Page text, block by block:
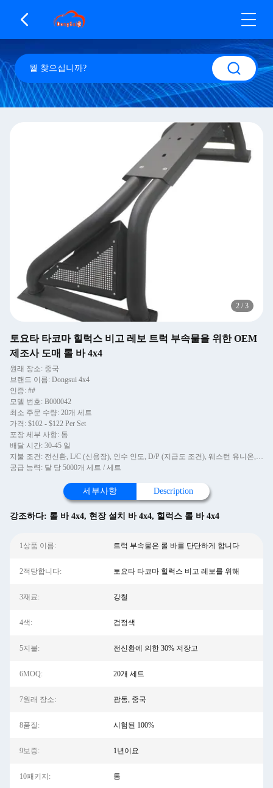
2 / 3
토요타 타코마 힐럭스 비고 레보 트럭 부속물을 위한 OEM
제조사 도매 롤 바 4x4
원래 장소: 중국
브랜드 이름: Dongsui 4x4
인증: ##
모델 번호: B000042
최소 주문 수량: 20개 세트
가격: $102 - $122 Per Set
포장 세부 사항: 통
배달 시간: 30-45 일
지불 조건: 전신환, L/C (신용장), 인수 인도, D/P (지급도 조건), 웨스턴 유니온, 머니그램
공급 능력: 달 당 5000개 세트 / 세트
세부사항 Description
강조하다: 롤 바 4x4, 현장 설치 바 4x4, 힐럭스 롤 바 4x4
1상품 이름: 트럭 부속물은 롤 바를 단단하게 합니다
2적당합니다: 토요타 타코마 힐럭스 비고 레보를 위해
3재료: 강철
4색: 검정색
5지불: 전신환에 의한 30% 저장고
6MOQ: 20개 세트
7원래 장소: 광동, 중국
8품질: 시험된 100%
9보증: 1년이요
10패키지: 통